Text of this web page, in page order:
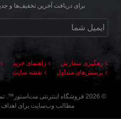
برای دریافت آخرین تخفیف‌ها و
رهگیری سفارش راهنمای خرید
پرسش‌های متداول
نقشه سایت
©
2026 فروشگاه اینترنتی مت‌استور ™.
مطالب وب‌سایت برای اهداف